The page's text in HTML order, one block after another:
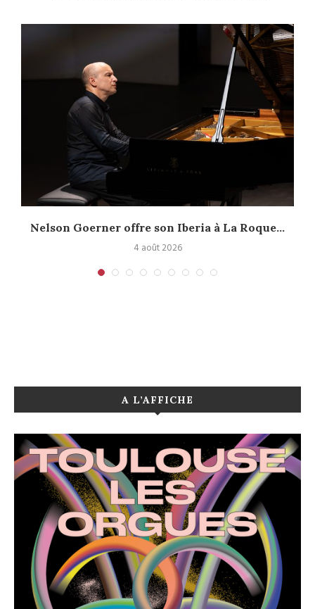
Nelson Goerner offre son Iberia à La Roque...
4 août 2026
A L’AFFICHE